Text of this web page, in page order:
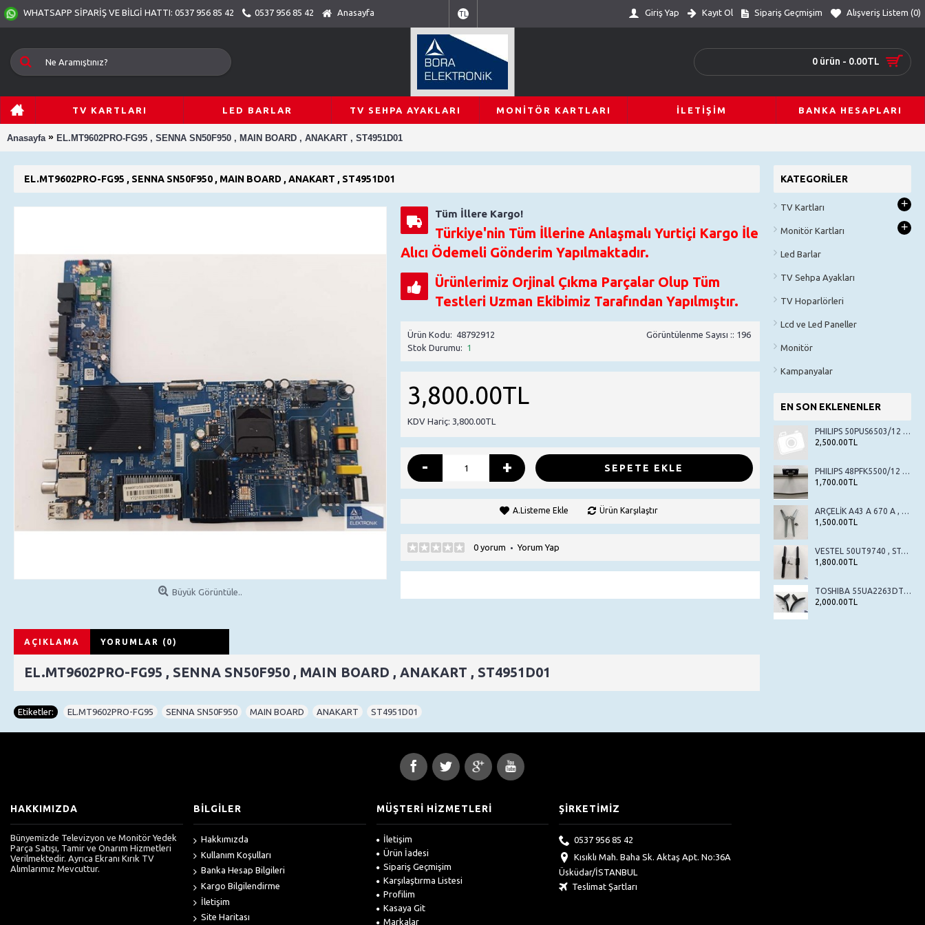
WHATSAPP SİPARİŞ VE BİLGİ HATTI: 0537 956 85 42 0537 956 85 42 Anasayfa TL Giriş Yap Kayıt Ol Sipariş Geçmişim Alışveriş Listem (0)
0 ürün - 0.00TL
TV KARTLARI LED BARLAR TV SEHPA AYAKLARI MONITÖR KARTLARI İLETIŞIM BANKA HESAPLARI
Anasayfa » EL.MT9602PRO-FG95 , SENNA SN50F950 , MAIN BOARD , ANAKART , ST4951D01
KATEGORILER
TV Kartları +
Monitör Kartları +
Led Barlar
TV Sehpa Ayakları
TV Hoparlörleri
Lcd ve Led Paneller
Monitör
Kampanyalar
EN SON EKLENENLER
PHILIPS 50PUS6503/12 , STAND , TV AYAK , SEHPA AYAK
2,500.00TL
PHILIPS 48PFK5500/12 , STAND , TV AYAK , SEHPA AYAK
1,700.00TL
ARÇELİK A43 A 670 A , BEKO B43 A 670 A , STAND , TV AYAK , SEHPA AYAK
1,500.00TL
VESTEL 50UT9740 , STAND , TV AYAK , SEHPA AYAK
1,800.00TL
TOSHIBA 55UA2263DT , STAND , TV AYAK , SEHPA AYAK
2,000.00TL
EL.MT9602PRO-FG95 , SENNA SN50F950 , MAIN BOARD , ANAKART , ST4951D01
Büyük Görüntüle..
Tüm İllere Kargo!
Türkiye'nin Tüm İllerine Anlaşmalı Yurtiçi Kargo İle
Alıcı Ödemeli Gönderim Yapılmaktadır.
Ürünlerimiz Orjinal Çıkma Parçalar Olup Tüm
Testleri Uzman Ekibimiz Tarafından Yapılmıştır.
Görüntülenme Sayısı :: 196
Ürün Kodu: 48792912
Stok Durumu: 1
3,800.00TL
KDV Hariç: 3,800.00TL
- + SEPETE EKLE
A.Listeme Ekle Ürün Karşılaştır
0 yorum •Yorum Yap
AÇIKLAMA YORUMLAR (0)
EL.MT9602PRO-FG95 , SENNA SN50F950 , MAIN BOARD , ANAKART , ST4951D01
Etiketler: EL.MT9602PRO-FG95 SENNA SN50F950 MAIN BOARD ANAKART ST4951D01
HAKKIMIZDA
Bünyemizde Televizyon ve Monitör Yedek
Parça Satışı, Tamir ve Onarım Hizmetleri
Verilmektedir. Ayrıca Ekranı Kırık TV
Alımlarımız Mevcuttur.
BİLGİLER
Hakkımızda
Kullanım Koşulları
Banka Hesap Bilgileri
Kargo Bilgilendirme
İletişim
Site Haritası
MÜŞTERİ HİZMETLERİ
İletişim
Ürün İadesi
Sipariş Geçmişim
Karşılaştırma Listesi
Profilim
Kasaya Git
Markalar
ŞİRKETİMİZ
0537 956 85 42
Kısıklı Mah. Baha Sk. Aktaş Apt. No:36A
Üsküdar/İSTANBUL
Teslimat Şartları